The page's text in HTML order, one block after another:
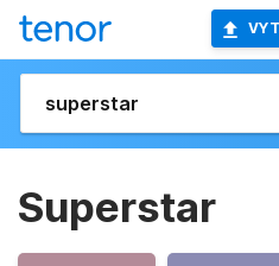
Superstar